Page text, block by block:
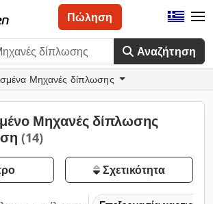
Αναζήτηση
Πώληση
Μηχανές δίπλωσης
Μηχανές δίπλωσης
(14)
Σχετικότητα